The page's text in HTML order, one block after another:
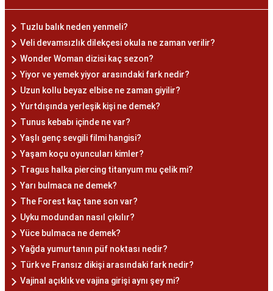
Tuzlu balık neden yenmeli?
Veli devamsızlık dilekçesi okula ne zaman verilir?
Wonder Woman dizisi kaç sezon?
Yiyor ve yemek yiyor arasındaki fark nedir?
Uzun kollu beyaz elbise ne zaman giyilir?
Yurtdışında yerleşik kişi ne demek?
Tunus kebabı içinde ne var?
Yaşlı genç sevgili filmi hangisi?
Yaşam koçu oyuncuları kimler?
Tragus halka piercing titanyum mu çelik mi?
Yarı bulmaca ne demek?
The Forest kaç tane son var?
Uyku modundan nasıl çıkılır?
Yüce bulmaca ne demek?
Yağda yumurtanın püf noktası nedir?
Türk ve Fransız dikişi arasındaki fark nedir?
Vajinal açıklık ve vajina girişi aynı şey mi?